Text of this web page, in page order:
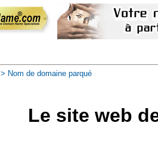
> Nom de domaine parqué
Le site web